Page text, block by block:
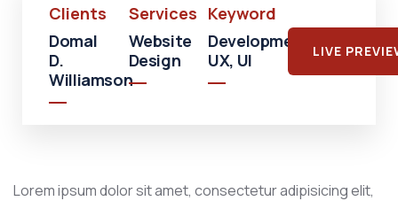
Clients
Domal
D.
Williamson
Services
Website
Design
Keyword
Development,
UX, UI
LIVE
Lorem ipsum dolor sit amet, consectetur adipisicing elit,